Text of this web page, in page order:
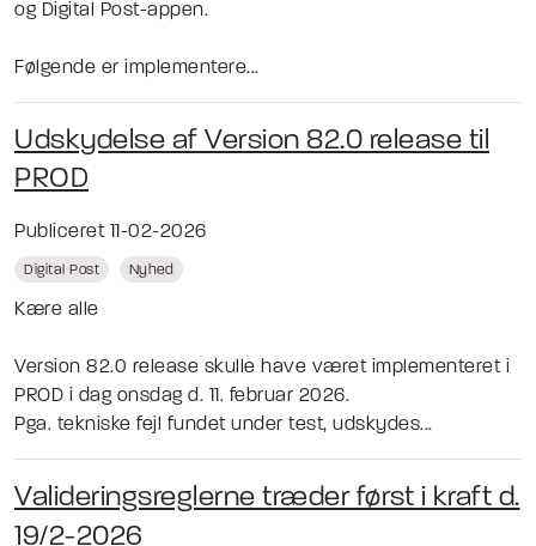
og Digital Post-appen.
Følgende er implementere...
Udskydelse af Version 82.0 release til
PROD
Publiceret 11-02-2026
Digital Post Nyhed
Kære alle
Version 82.0 release skulle have været implementeret i
PROD i dag onsdag d. 11. februar 2026.
Pga. tekniske fejl fundet under test, udskydes...
Valideringsreglerne træder først i kraft d.
19/2-2026